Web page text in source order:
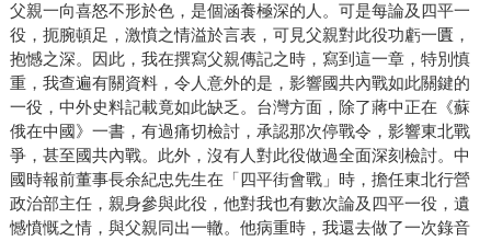
父親一向喜怒不形於色，是個涵養極深的人。可是每論及四平一
役，扼腕頓足，激憤之情溢於言表，可見父親對此役功虧一匱，
抱憾之深。因此，我在撰寫父親傳記之時，寫到這一章，特別慎
重，我查遍有關資料，令人意外的是，影響國共內戰如此關鍵的
一役，中外史料記載竟如此缺乏。台灣方面，除了蔣中正在《蘇
俄在中國》一書，有過痛切檢討，承認那次停戰令，影響東北戰
爭，甚至國共內戰。此外，沒有人對此役做過全面深刻檢討。中
國時報前董事長余紀忠先生在「四平街會戰」時，擔任東北行營
政治部主任，親身參與此役，他對我也有數次論及四平一役，遺
憾憤慨之情，與父親同出一轍。他病重時，我還去做了一次錄音